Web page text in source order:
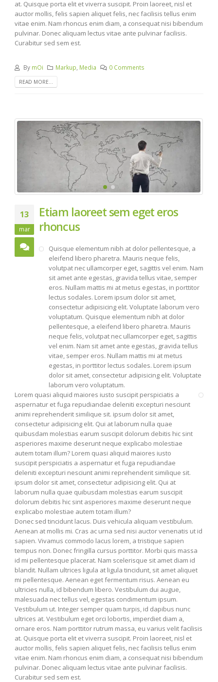
at. Quisque porta elit et viverra suscipit. Proin laoreet, nisl et
auctor mollis, felis sapien aliquet felis, nec facilisis tellus enim
vitae enim. Nam rhoncus enim diam, a consequat nisi bibendum
pulvinar. Donec aliquam lectus vitae ante pulvinar facilisis.
Curabitur sed sem est.
By mOi Markup, Media 0 Comments
READ MORE...
13
mar
Etiam laoreet sem eget eros
rhoncus
Quisque elementum nibh at dolor pellentesque, a
eleifend libero pharetra. Mauris neque felis,
volutpat nec ullamcorper eget, sagittis vel enim. Nam
sit amet ante egestas, gravida tellus vitae, semper
eros. Nullam mattis mi at metus egestas, in porttitor
lectus sodales. Lorem ipsum dolor sit amet,
consectetur adipisicing elit. Voluptate laborum vero
voluptatum. Quisque elementum nibh at dolor
pellentesque, a eleifend libero pharetra. Mauris
neque felis, volutpat nec ullamcorper eget, sagittis
vel enim. Nam sit amet ante egestas, gravida tellus
vitae, semper eros. Nullam mattis mi at metus
egestas, in porttitor lectus sodales. Lorem ipsum
dolor sit amet, consectetur adipisicing elit. Voluptate
laborum vero voluptatum.
Lorem quasi aliquid maiores iusto suscipit perspiciatis a
aspernatur et fuga repudiandae deleniti excepturi nesciunt
animi reprehenderit similique sit. ipsum dolor sit amet,
consectetur adipisicing elit. Qui at laborum nulla quae
quibusdam molestias earum suscipit dolorum debitis hic sint
asperiores maxime deserunt neque explicabo molestiae
autem totam illum? Lorem quasi aliquid maiores iusto
suscipit perspiciatis a aspernatur et fuga repudiandae
deleniti excepturi nesciunt animi reprehenderit similique sit.
ipsum dolor sit amet, consectetur adipisicing elit. Qui at
laborum nulla quae quibusdam molestias earum suscipit
dolorum debitis hic sint asperiores maxime deserunt neque
explicabo molestiae autem totam illum?
Donec sed tincidunt lacus. Duis vehicula aliquam vestibulum.
Aenean at mollis mi. Cras ac urna sed nisi auctor venenatis ut id
sapien. Vivamus commodo lacus lorem, a tristique sapien
tempus non. Donec fringilla cursus porttitor. Morbi quis massa
id mi pellentesque placerat. Nam scelerisque sit amet diam id
blandit. Nullam ultrices ligula at ligula tincidunt, sit amet aliquet
mi pellentesque. Aenean eget fermentum risus. Aenean eu
ultricies nulla, id bibendum libero. Vestibulum dui augue,
malesuada nec tellus vel, egestas condimentum ipsum.
Vestibulum ut. Integer semper quam turpis, id dapibus nunc
ultrices at. Vestibulum eget orci lobortis, imperdiet diam a,
ornare eros. Nam porttitor rutrum massa, eu varius velit facilisis
at. Quisque porta elit et viverra suscipit. Proin laoreet, nisl et
auctor mollis, felis sapien aliquet felis, nec facilisis tellus enim
vitae enim. Nam rhoncus enim diam, a consequat nisi bibendum
pulvinar. Donec aliquam lectus vitae ante pulvinar facilisis.
Curabitur sed sem est.